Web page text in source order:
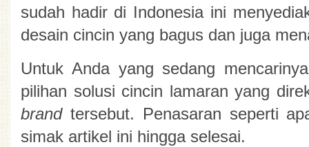
sudah hadir di Indonesia ini
desain cincin yang bagus dan juga
Untuk Anda yang sedang
pilihan solusi cincin lamaran
brand tersebut. Penasaran seperti
simak artikel ini hingga selesai.